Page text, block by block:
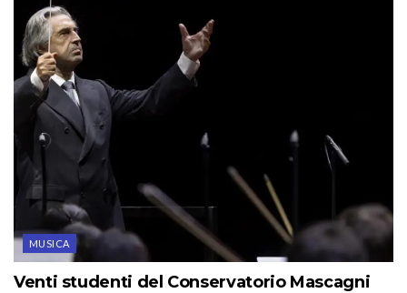
MUSICA
Venti studenti del Conservatorio Mascagni